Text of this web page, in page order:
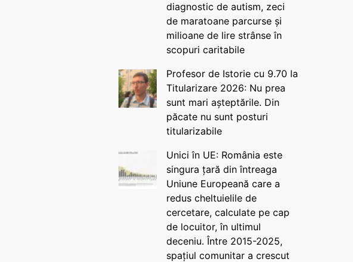
diagnostic de autism, zeci
de maratoane parcurse și
milioane de lire strânse în
scopuri caritabile
Profesor de Istorie cu 9.70 la
Titularizare 2026: Nu prea
sunt mari așteptările. Din
păcate nu sunt posturi
titularizabile
Unici în UE: România este
singura țară din întreaga
Uniune Europeană care a
redus cheltuielile de
cercetare, calculate pe cap
de locuitor, în ultimul
deceniu. Între 2015-2025,
spațiul comunitar a crescut